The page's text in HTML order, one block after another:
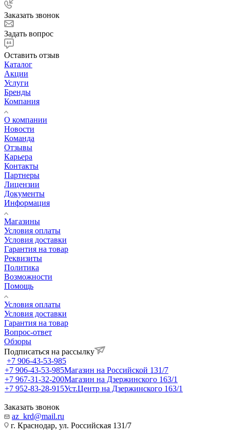
Заказать звонок
Задать вопрос
Оставить отзыв
Каталог
Акции
Услуги
Бренды
Компания
О компании
Новости
Команда
Отзывы
Карьера
Контакты
Партнеры
Лицензии
Документы
Информация
Магазины
Условия оплаты
Условия доставки
Гарантия на товар
Реквизиты
Политика
Возможности
Помощь
Условия оплаты
Условия доставки
Гарантия на товар
Вопрос-ответ
Обзоры
Подписаться на рассылку
+7 906-43-53-985
+7 906-43-53-985Магазин на Российской 131/7
+7 967-31-32-200Магазин на Дзержинского 163/1
+7 952-83-28-915Уст.Центр на Дзержинского 163/1
Заказать звонок
az_krd@mail.ru
г. Краснодар, ул. Российская 131/7